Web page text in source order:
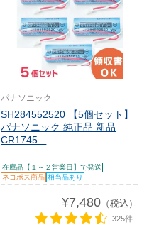
パナソニック
SH284552520 【5個セット】
パナソニック 純正品 新品
CR1745...
在庫品【１～２営業日】で発送
ネコポス商品 相当品あり
¥7,480（税込）
325件